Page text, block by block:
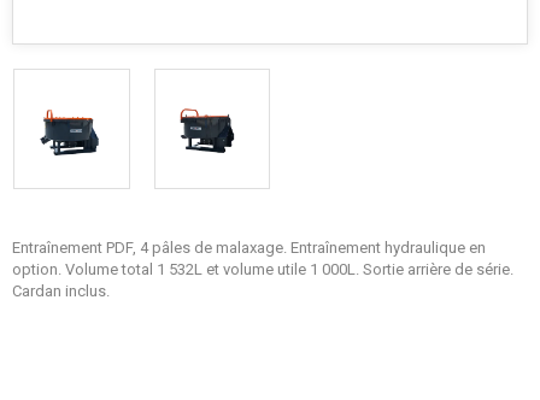
Entraînement PDF, 4 pâles de malaxage. Entraînement hydraulique en
option. Volume total 1 532L et volume utile 1 000L. Sortie arrière de série.
Cardan inclus.